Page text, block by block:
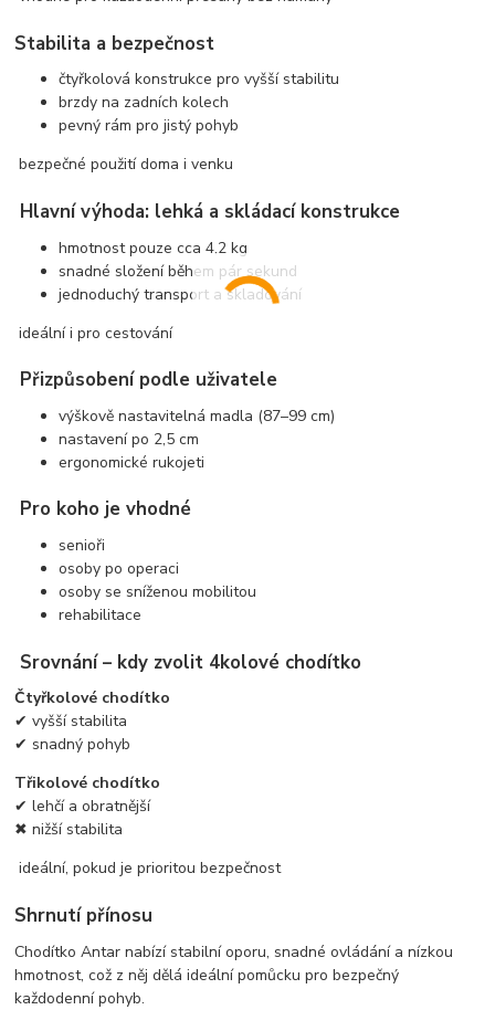
Stabilita a bezpečnost
čtyřkolová konstrukce pro vyšší stabilitu
brzdy na zadních kolech
pevný rám pro jistý pohyb
bezpečné použití doma i venku
Hlavní výhoda: lehká a skládací konstrukce
hmotnost pouze cca 4,2 kg
snadné složení během pár sekund
jednoduchý transport a skladování
ideální i pro cestování
Přizpůsobení podle uživatele
výškově nastavitelná madla (87–99 cm)
nastavení po 2,5 cm
ergonomické rukojeti
Pro koho je vhodné
senioři
osoby po operaci
osoby se sníženou mobilitou
rehabilitace
Srovnání – kdy zvolit 4kolové chodítko
Čtyřkolové chodítko
✔ vyšší stabilita
✔ snadný pohyb
Třikolové chodítko
✔ lehčí a obratnější
✖ nižší stabilita
ideální, pokud je prioritou bezpečnost
Shrnutí přínosu
Chodítko Antar nabízí stabilní oporu, snadné ovládání a nízkou
hmotnost, což z něj dělá ideální pomůcku pro bezpečný
každodenní pohyb.